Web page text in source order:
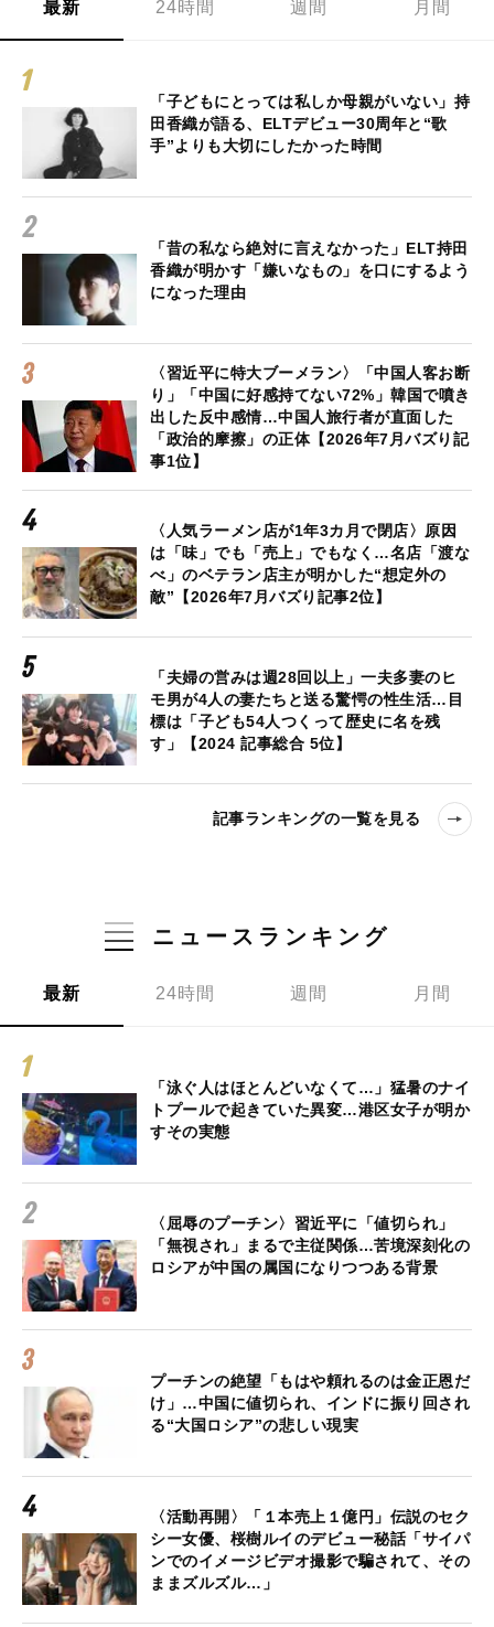
最新 24時間 週間 月間
「子どもにとっては私しか母親がいない」持
田香織が語る、ELTデビュー30周年と“歌
手”よりも大切にしたかった時間
「昔の私なら絶対に言えなかった」ELT持田
香織が明かす「嫌いなもの」を口にするよう
になった理由
〈習近平に特大ブーメラン〉「中国人客お断
り」「中国に好感持てない72%」韓国で噴き
出した反中感情…中国人旅行者が直面した
「政治的摩擦」の正体【2026年7月バズり記
事1位】
〈人気ラーメン店が1年3カ月で閉店〉原因
は「味」でも「売上」でもなく…名店「渡な
べ」のベテラン店主が明かした“想定外の
敵”【2026年7月バズり記事2位】
「夫婦の営みは週28回以上」一夫多妻のヒ
モ男が4人の妻たちと送る驚愕の性生活…目
標は「子ども54人つくって歴史に名を残
す」【2024 記事総合 5位】
記事ランキングの一覧を見る
ニュースランキング
最新 24時間 週間 月間
「泳ぐ人はほとんどいなくて…」猛暑のナイ
トプールで起きていた異変…港区女子が明か
すその実態
〈屈辱のプーチン〉習近平に「値切られ」
「無視され」まるで主従関係…苦境深刻化の
ロシアが中国の属国になりつつある背景
プーチンの絶望「もはや頼れるのは金正恩だ
け」…中国に値切られ、インドに振り回され
る“大国ロシア”の悲しい現実
〈活動再開〉「１本売上１億円」伝説のセク
シー女優、桜樹ルイのデビュー秘話「サイパ
ンでのイメージビデオ撮影で騙されて、その
ままズルズル…」